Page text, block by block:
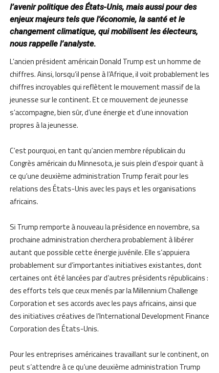
l’avenir politique des États-Unis, mais aussi pour des
enjeux majeurs tels que l’économie, la santé et le
changement climatique, qui mobilisent les électeurs,
nous rappelle l’analyste.
L’ancien président américain Donald Trump est un homme de
chiffres. Ainsi, lorsqu’il pense à l’Afrique, il voit probablement les
chiffres incroyables qui reflètent le mouvement massif de la
jeunesse sur le continent. Et ce mouvement de jeunesse
s’accompagne, bien sûr, d’une énergie et d’une innovation
propres à la jeunesse.
C’est pourquoi, en tant qu’ancien membre républicain du
Congrès américain du Minnesota, je suis plein d’espoir quant à
ce qu’une deuxième administration Trump ferait pour les
relations des États-Unis avec les pays et les organisations
africains.
Si Trump remporte à nouveau la présidence en novembre, sa
prochaine administration cherchera probablement à libérer
autant que possible cette énergie juvénile. Elle s’appuiera
probablement sur d’importantes initiatives existantes, dont
certaines ont été lancées par d’autres présidents républicains :
des efforts tels que ceux menés par la Millennium Challenge
Corporation et ses accords avec les pays africains, ainsi que
des initiatives créatives de l’International Development Finance
Corporation des États-Unis.
Pour les entreprises américaines travaillant sur le continent, on
peut s’attendre à ce qu’une deuxième administration Trump